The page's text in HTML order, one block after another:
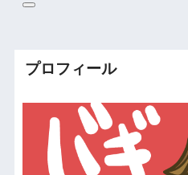
プロフィール